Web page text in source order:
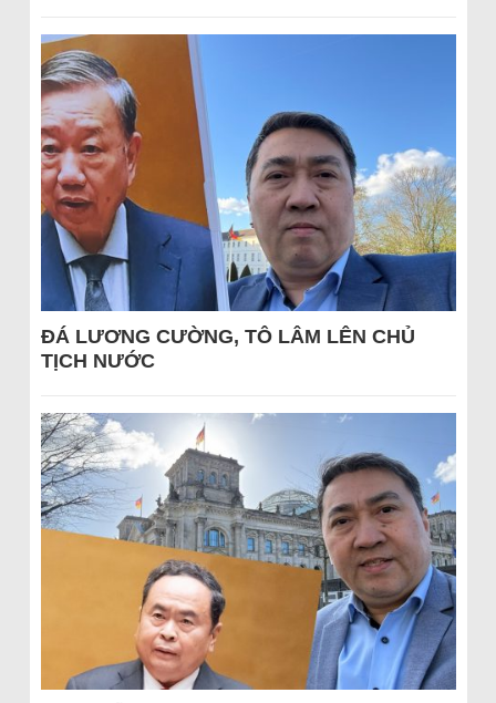
ĐÁ LƯƠNG CƯỜNG, TÔ LÂM LÊN CHỦ
TỊCH NƯỚC